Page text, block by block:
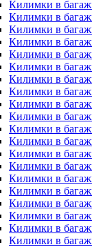
Килимки в
Килимки в
Килимки в
Килимки в
Килимки в
Килимки в
Килимки в
Килимки в
Килимки в
Килимки в
Килимки в
Килимки в
Килимки в
Килимки в
Килимки в
Килимки в
Килимки в
Килимки в
Килимки в
Килимки в